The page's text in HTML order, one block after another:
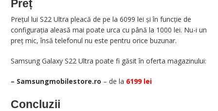
Preț
Prețul lui S22 Ultra pleacă de pe la 6099 lei și în funcție de
configurația aleasă mai poate urca cu până la 1000 lei. Nu-i un
preț mic, însă telefonul nu este pentru orice buzunar.
Samsung Galaxy S22 Ultra poate fi găsit în oferta magazinului:
– Samsungmobilestore.ro – de la 6199 lei
Concluzii